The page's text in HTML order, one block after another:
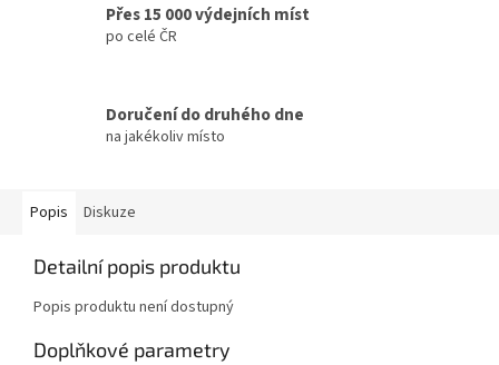
Přes 15 000 výdejních míst
po celé ČR
Doručení do druhého dne
na jakékoliv místo
Popis Diskuze
Detailní popis produktu
Popis produktu není dostupný
Doplňkové parametry